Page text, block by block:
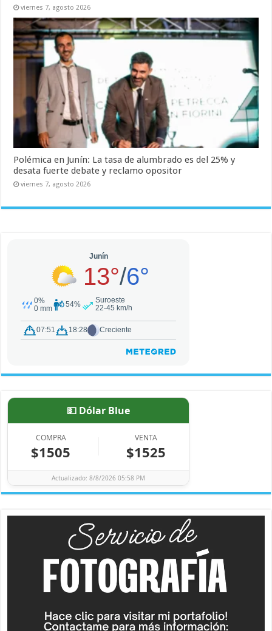
viernes 7, agosto 2026
Polémica en Junín: La tasa de alumbrado es del 25% y
desata fuerte debate y reclamo opositor
viernes 7, agosto 2026
💵 Dólar Blue
COMPRA
$1505
VENTA
$1525
Actualizado: 8/8/2026 05:58 PM